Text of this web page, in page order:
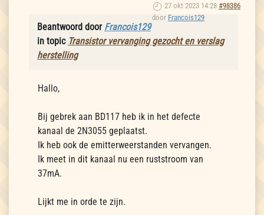
27 okt 2023 14:28 #98386
door Francois129
Beantwoord door Francois129
in topic Transistor vervanging gezocht en verslag
herstelling
Hallo,
Bij gebrek aan BD117 heb ik in het defecte
kanaal de 2N3055 geplaatst.
Ik heb ook de emitterweerstanden vervangen.
Ik meet in dit kanaal nu een ruststroom van
37mA.
Lijkt me in orde te zijn.